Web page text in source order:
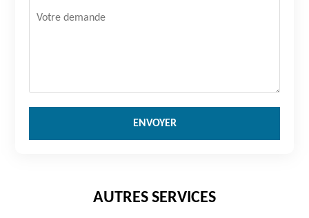
AUTRES SERVICES